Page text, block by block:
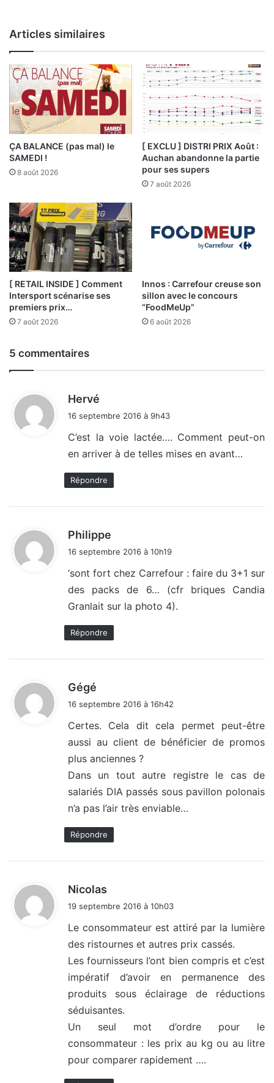
Articles similaires
ÇA BALANCE (pas mal) le
SAMEDI !
8 août 2026
[ EXCLU ] DISTRI PRIX Août :
Auchan abandonne la partie
pour ses supers
7 août 2026
[ RETAIL INSIDE ] Comment
Intersport scénarise ses
premiers prix…
7 août 2026
Innos : Carrefour creuse son
sillon avec le concours
“FoodMeUp”
6 août 2026
5 commentaires
Hervé
:
16 septembre 2016 à 9h43
C’est la voie lactée…. Comment peut-on
en arriver à de telles mises en avant…
Répondre
Philippe
:
16 septembre 2016 à 10h19
‘sont fort chez Carrefour : faire du 3+1 sur
des packs de 6… (cfr briques Candia
Granlait sur la photo 4).
Répondre
Gégé
:
16 septembre 2016 à 16h42
Certes. Cela dit cela permet peut-être
aussi au client de bénéficier de promos
plus anciennes ?
Dans un tout autre registre le cas de
salariés DIA passés sous pavillon polonais
n’a pas l’air très enviable…
Répondre
Nicolas
:
19 septembre 2016 à 10h03
Le consommateur est attiré par la lumière
des ristournes et autres prix cassés.
Les fournisseurs l’ont bien compris et c’est
impératif d’avoir en permanence des
produits sous éclairage de réductions
séduisantes.
Un seul mot d’ordre pour le
consommateur : les prix au kg ou au litre
pour comparer rapidement ….